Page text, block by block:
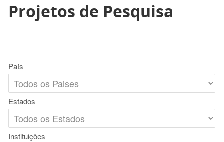
Projetos de Pesquisa
País
Estados
Instituições